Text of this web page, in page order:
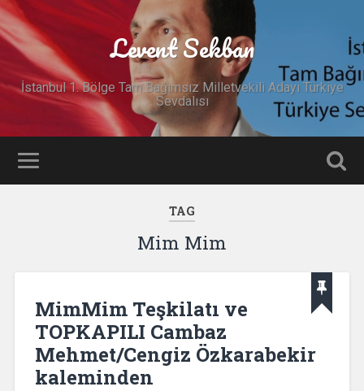
Levent Sekban
İstanbul 1. Bölge Tam Bağımsız Milletvekili Adayı Türkiye
Sevdalısı
TAG
Mim Mim
MimMim Teşkilatı ve
TOPKAPILI Cambaz
Mehmet/Cengiz Özkarabekir
kaleminden